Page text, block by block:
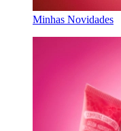
Minhas Novidades